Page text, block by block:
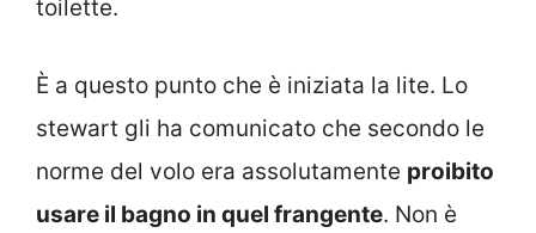
toilette.
È a questo punto che è iniziata la lite. Lo
stewart gli ha comunicato che secondo le
norme del volo era assolutamente proibito
usare il bagno in quel frangente. Non è